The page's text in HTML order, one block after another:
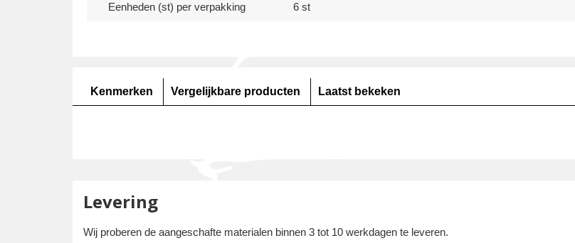
Eenheden (st) per verpakking 6 st
Kenmerken Vergelijkbare producten Laatst bekeken
Levering
Wij proberen de aangeschafte materialen binnen 3 tot 10 werkdagen te leveren.